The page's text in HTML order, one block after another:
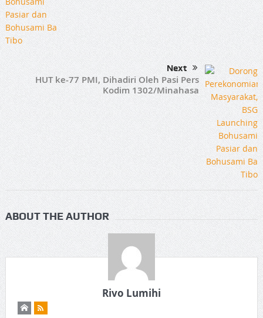
Next
HUT ke-77 PMI, Dihadiri Oleh Pasi Pers
Kodim 1302/Minahasa
ABOUT THE AUTHOR
Rivo Lumihi